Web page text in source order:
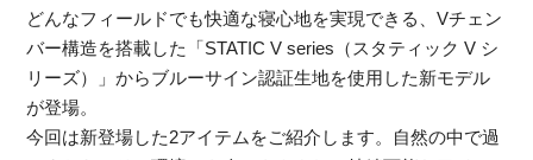
どんなフィールドでも快適な寝心地を実現できる、Vチェン
バー構造を搭載した「STATIC V series（スタティック V シ
リーズ）」からブルーサイン認証生地を使用した新モデル
が登場。
今回は新登場した2アイテムをご紹介します。自然の中で過